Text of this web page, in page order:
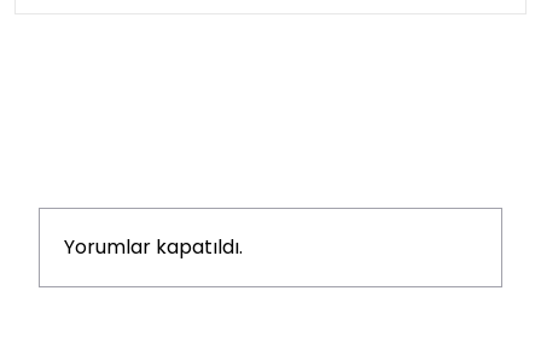
Yorumlar kapatıldı.